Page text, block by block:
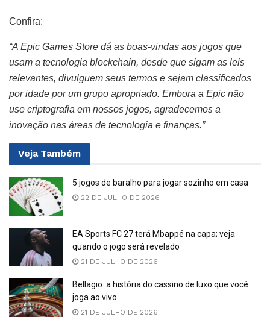
Confira:
“A Epic Games Store dá as boas-vindas aos jogos que
usam a tecnologia blockchain, desde que sigam as leis
relevantes, divulguem seus termos e sejam classificados
por idade por um grupo apropriado. Embora a Epic não
use criptografia em nossos jogos, agradecemos a
inovação nas áreas de tecnologia e finanças.”
Veja Também
5 jogos de baralho para jogar sozinho em casa
22 DE JULHO DE 2026
EA Sports FC 27 terá Mbappé na capa; veja
quando o jogo será revelado
21 DE JULHO DE 2026
Bellagio: a história do cassino de luxo que você
joga ao vivo
21 DE JULHO DE 2026